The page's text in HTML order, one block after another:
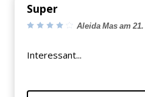
Super
Aleida Mas am
Interessant...